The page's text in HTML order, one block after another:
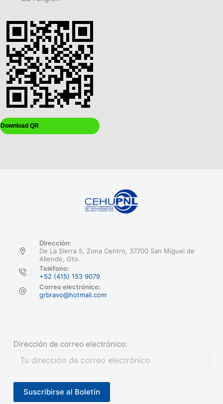
Download QR
Dirección:
De La Sierra 5, Zona Centro, 37700 San Miguel de
Allende, Gto.
Teléfono:
+52 (415) 153 9079
Correo electrónico:
grbravo@hotmail.com
Dirección de correo electrónico: